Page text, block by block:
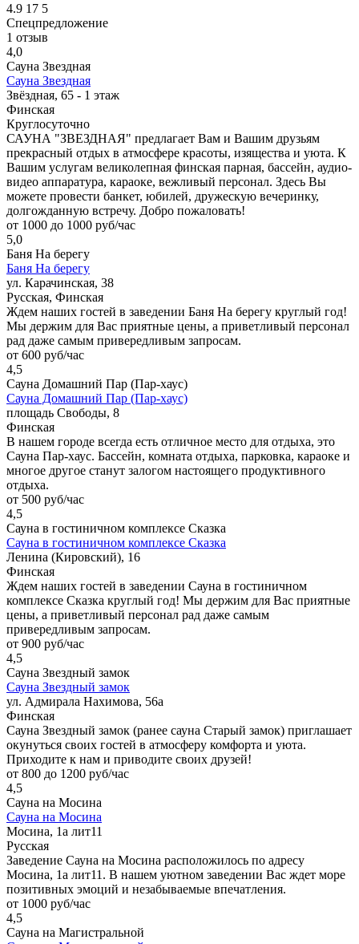
4.9 17 5
Спецпредложение
1 отзыв
4,0
Сауна Звездная
Сауна Звездная
Звёздная, 65 - 1 этаж
Финская
Круглосуточно
САУНА "ЗВЕЗДНАЯ" предлагает Вам и Вашим друзьям
прекрасный отдых в атмосфере красоты, изящества и уюта. К
Вашим услугам великолепная финская парная, бассейн, аудио-
видео аппаратура, караоке, вежливый персонал. Здесь Вы
можете провести банкет, юбилей, дружескую вечеринку,
долгожданную встречу. Добро пожаловать!
от 1000 до 1000 руб/час
5,0
Баня На берегу
Баня На берегу
ул. Карачинская, 38
Русская, Финская
Ждем наших гостей в заведении Баня На берегу круглый год!
Мы держим для Вас приятные цены, а приветливый персонал
рад даже самым привередливым запросам.
от 600 руб/час
4,5
Сауна Домашний Пар (Пар-хаус)
Сауна Домашний Пар (Пар-хаус)
площадь Свободы, 8
Финская
В нашем городе всегда есть отличное место для отдыха, это
Сауна Пар-хаус. Бассейн, комната отдыха, парковка, караоке и
многое другое станут залогом настоящего продуктивного
отдыха.
от 500 руб/час
4,5
Сауна в гостиничном комплексе Сказка
Сауна в гостиничном комплексе Сказка
Ленина (Кировский), 16
Финская
Ждем наших гостей в заведении Сауна в гостиничном
комплексе Сказка круглый год! Мы держим для Вас приятные
цены, а приветливый персонал рад даже самым
привередливым запросам.
от 900 руб/час
4,5
Сауна Звездный замок
Сауна Звездный замок
ул. Адмирала Нахимова, 56а
Финская
Сауна Звездный замок (ранее сауна Старый замок) приглашает
окунуться своих гостей в атмосферу комфорта и уюта.
Приходите к нам и приводите своих друзей!
от 800 до 1200 руб/час
4,5
Сауна на Мосина
Сауна на Мосина
Мосина, 1а лит11
Русская
Заведение Сауна на Мосина расположилось по адресу
Мосина, 1а лит11. В нашем уютном заведении Вас ждет море
позитивных эмоций и незабываемые впечатления.
от 1000 руб/час
4,5
Сауна на Магистральной